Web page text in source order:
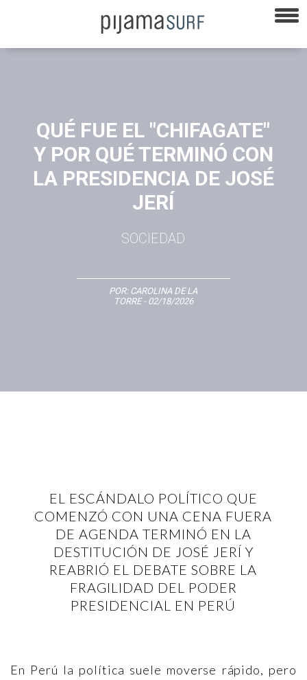
QUÉ FUE EL "CHIFAGATE"
Y POR QUÉ TERMINÓ CON
LA PRESIDENCIA DE JOSÉ
JERÍ
SOCIEDAD
POR: CAROLINA DE LA
TORRE- 02/18/2026
EL ESCÁNDALO POLÍTICO QUE
COMENZÓ CON UNA CENA FUERA
DE AGENDA TERMINÓ EN LA
DESTITUCIÓN DE JOSÉ JERÍ Y
REABRIÓ EL DEBATE SOBRE LA
FRAGILIDAD DEL PODER
PRESIDENCIAL EN PERÚ
En Perú la política suele moverse rápido, pero